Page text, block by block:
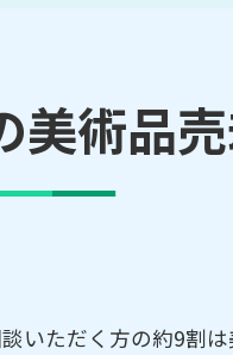
美術品
ただく方の約9割は